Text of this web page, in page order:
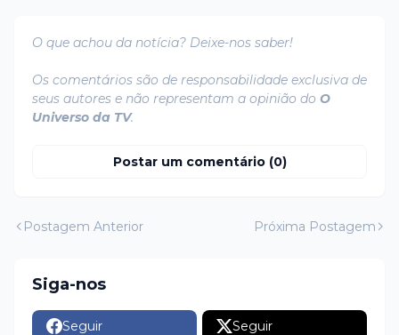
O que achou da notícia? Deixe-nos saber!
Os comentários são de responsabilidade exclusiva de
seus autores e não representam a opinião do O
Universo da TV.
Postar um comentário (0)
Postagem Anterior Próxima Postagem
Siga-nos
Seguir Seguir